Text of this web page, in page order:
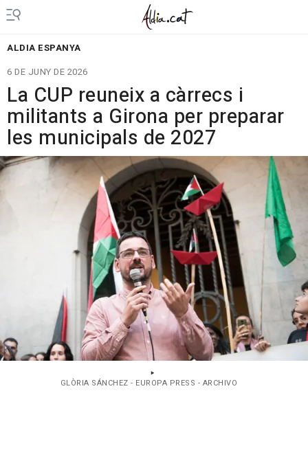
ALDIA ESPANYA
6 DE JUNY DE 2026
La CUP reuneix a càrrecs i
militants a Girona per preparar
les municipals de 2027
GLÒRIA SÁNCHEZ - EUROPA PRESS - ARCHIVO